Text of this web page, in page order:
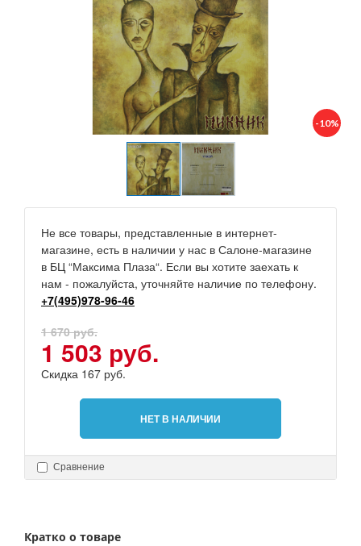
-10%
Не все товары, представленные в интернет-
магазине, есть в наличии у нас в Салоне-магазине
в БЦ “Максима Плаза“. Если вы хотите заехать к
нам - пожалуйста, уточняйте наличие по телефону.
+7(495)978-96-46
1 670 руб.
1 503 руб.
Скидка 167 руб.
НЕТ В НАЛИЧИИ
Сравнение
Кратко о товаре